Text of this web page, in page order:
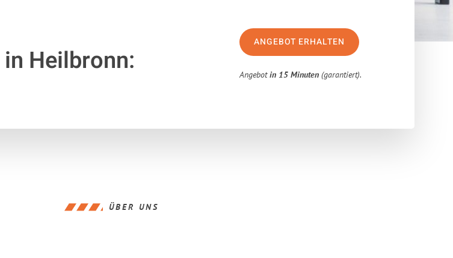
in Heilbronn:
ANGEBOT ERHALTEN
Angebotin 15 Minuten (garantiert).
ÜBER UNS